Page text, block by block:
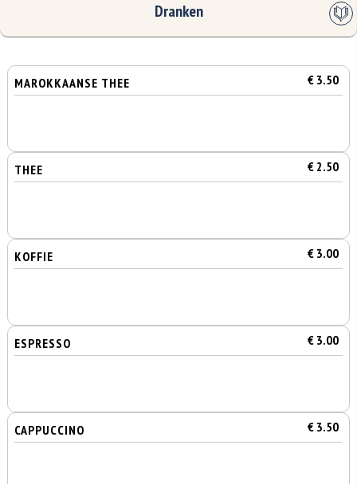
Dranken
MAROKKAANSE THEE € 3.50
THEE € 2.50
KOFFIE € 3.00
ESPRESSO € 3.00
CAPPUCCINO € 3.50